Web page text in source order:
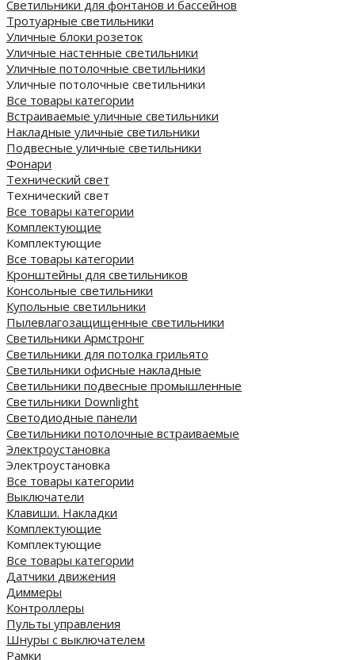
Светильники для фонтанов и бассейнов
Тротуарные светильники
Уличные блоки розеток
Уличные настенные светильники
Уличные потолочные светильники
Уличные потолочные светильники
Все товары категории
Встраиваемые уличные светильники
Накладные уличные светильники
Подвесные уличные светильники
Фонари
Технический свет
Технический свет
Все товары категории
Комплектующие
Комплектующие
Все товары категории
Кронштейны для светильников
Консольные светильники
Купольные светильники
Пылевлагозащищенные светильники
Светильники Армстронг
Светильники для потолка грильято
Светильники офисные накладные
Светильники подвесные промышленные
Светильники Downlight
Светодиодные панели
Cветильники потолочные встраиваемые
Электроустановка
Электроустановка
Все товары категории
Выключатели
Клавиши. Накладки
Комплектующие
Комплектующие
Все товары категории
Датчики движения
Диммеры
Контроллеры
Пульты управления
Шнуры с выключателем
Рамки